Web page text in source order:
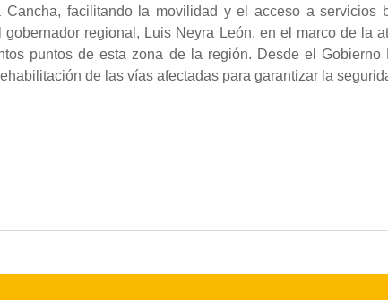
Cancha, facilitando la movilidad y el acceso a
gobernador regional, Luis Neyra León, en el marco de la
puntos de esta zona de la región. Desde el
de las vías afectadas para garantizar la